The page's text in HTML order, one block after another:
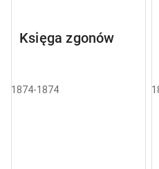
Księga zgonów
1874-1874